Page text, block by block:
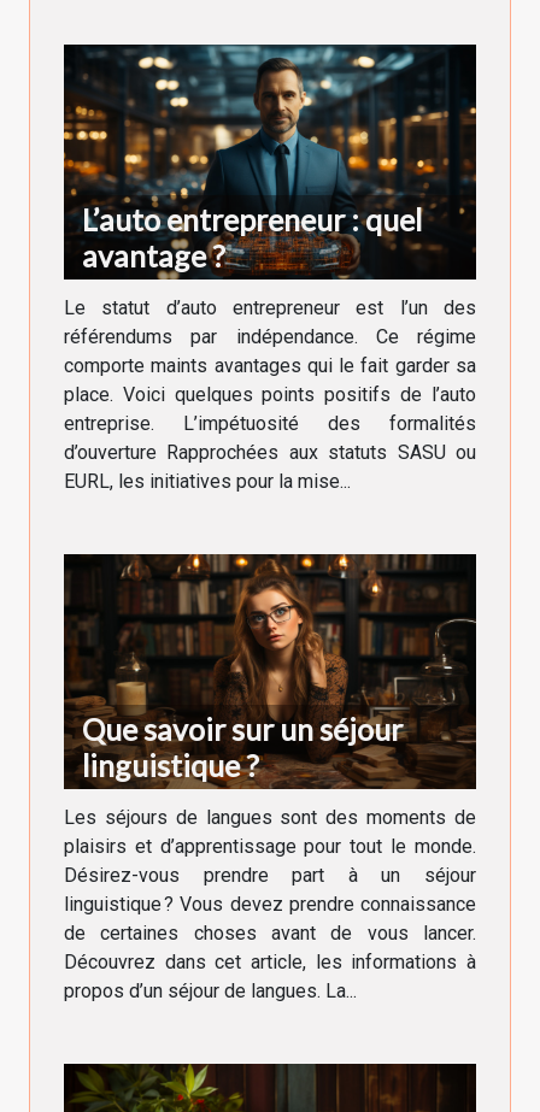
L’auto entrepreneur : quel
avantage ?
Le statut d’auto entrepreneur est l’un des
référendums par indépendance. Ce régime
comporte maints avantages qui le fait garder sa
place. Voici quelques points positifs de l’auto
entreprise. L’impétuosité des formalités
d’ouverture Rapprochées aux statuts SASU ou
EURL, les initiatives pour la mise...
Que savoir sur un séjour
linguistique ?
Les séjours de langues sont des moments de
plaisirs et d’apprentissage pour tout le monde.
Désirez-vous prendre part à un séjour
linguistique ? Vous devez prendre connaissance
de certaines choses avant de vous lancer.
Découvrez dans cet article, les informations à
propos d’un séjour de langues. La...